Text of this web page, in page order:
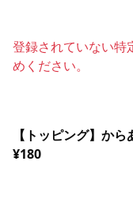
登録されていない特
めください。
【トッピング】か
¥180